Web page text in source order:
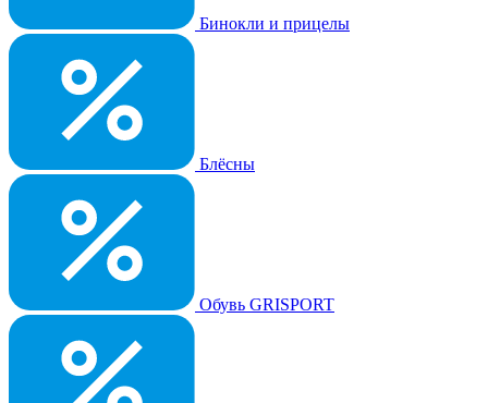
Бинокли и прицелы
Блёсны
Обувь GRISPORT